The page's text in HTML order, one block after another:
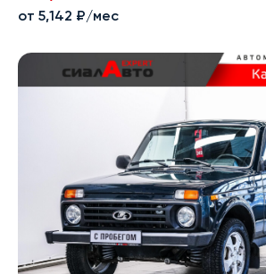
от 5,142 ₽/мес